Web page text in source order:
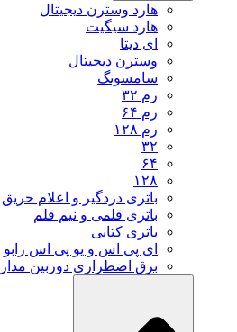
هارد وسترن دیجیتال
هارد سیگیت
ای دیتا
وسترن دیجیتال
سامسونگ
رم ۳۲
رم ۶۴
رم ۱۲۸
۳۲
۶۴
۱۲۸
باتری دزدگیر و اعلام حریق
باتری قلمی و نیم قلم
باتری کتابی
ای پی اس و یو پی اس رابو
برق اضطراری دوربین